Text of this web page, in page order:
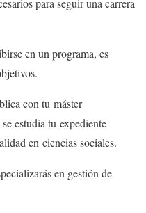
para seguir una carrera
en un programa, es
con tu máster
estudia tu expediente
en ciencias sociales.
en gestión de